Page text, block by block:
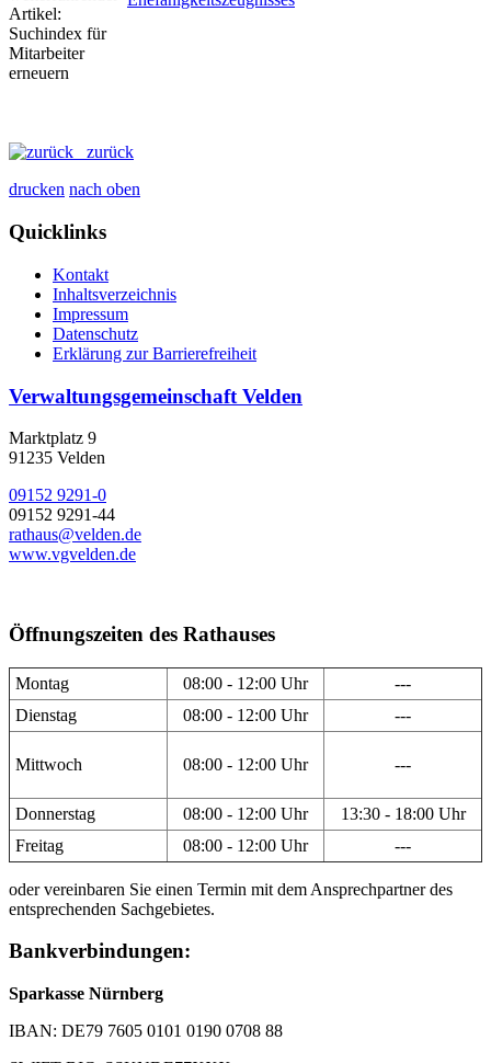
zurück
drucken nach oben
Quicklinks
Kontakt
Inhaltsverzeichnis
Impressum
Datenschutz
Erklärung zur Barrierefreiheit
Verwaltungsgemeinschaft Velden
Marktplatz 9
91235 Velden
09152 9291-0
09152 9291-44
rathaus@velden.de
www.vgvelden.de
Öffnungszeiten des Rathauses
Montag 08:00 - 12:00 Uhr
---
Dienstag
08:00 - 12:00 Uhr ---
Mittwoch 08:00 - 12:00 Uhr ---
Donnerstag 08:00 - 12:00 Uhr
13:30 - 18:00 Uhr
Freitag
08:00 - 12:00 Uhr ---
oder vereinbaren Sie einen Termin mit dem Ansprechpartner des
entsprechenden Sachgebietes.
Bankverbindungen:
Sparkasse Nürnberg
IBAN: DE79 7605 0101 0190 0708 88